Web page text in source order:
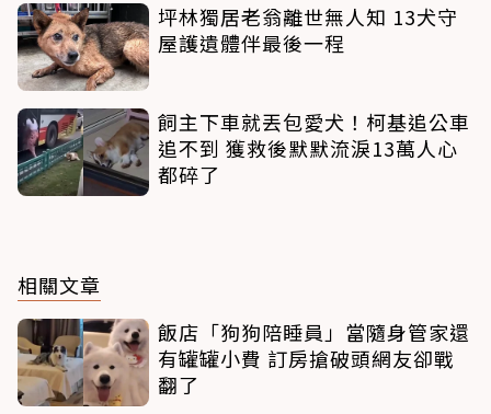
坪林獨居老翁離世無人知 13犬守
屋護遺體伴最後一程
飼主下車就丟包愛犬！柯基追公車
追不到 獲救後默默流淚13萬人心
都碎了
相關文章
飯店「狗狗陪睡員」當隨身管家還
有罐罐小費 訂房搶破頭網友卻戰
翻了